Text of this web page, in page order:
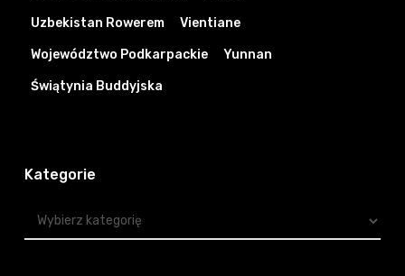
Uzbekistan Rowerem Vientiane
Województwo Podkarpackie Yunnan
Świątynia Buddyjska
Kategorie
Kategorie